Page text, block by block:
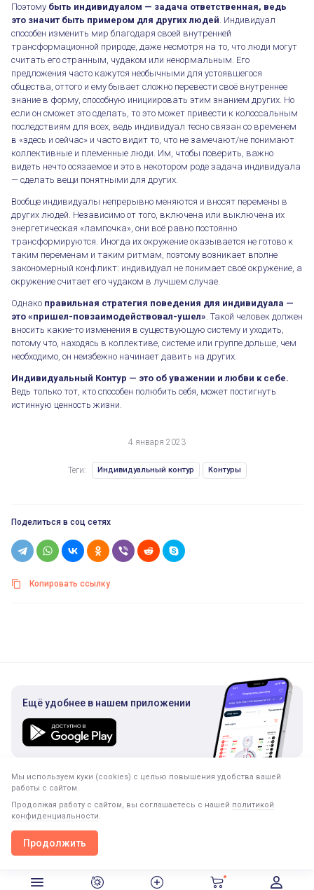
Продолжить в приложении
Поэтому быть индивидуалом — задача ответственная, ведь
это значит быть примером для других людей . Индивидуал
способен изменить мир благодаря своей внутренней
трансформационной природе, даже несмотря на то, что люди могут
считать его странным, чудаком или ненормальным. Его
предложения часто кажутся необычными для устоявшегося
общества, оттого и ему бывает сложно перевести своё внутреннее
знание в форму, способную инициировать этим знанием других. Но
если он сможет это сделать, то это может привести к колоссальным
последствиям для всех, ведь индивидуал тесно связан со временем
в «здесь и сейчас» и часто видит то, что не замечают/не понимают
коллективные и племенные люди. Им, чтобы поверить, важно
видеть нечто осязаемое и это в некотором роде задача индивидуала
— сделать вещи понятными для других.
Вообще индивидуалы непрерывно меняются и вносят перемены в
других людей. Независимо от того, включена или выключена их
энергетическая «лампочка», они всё равно постоянно
трансформируются. Иногда их окружение оказывается не готово к
таким переменам и таким ритмам, поэтому возникает вполне
закономерный конфликт: индивидуал не понимает своё окружение, а
окружение считает его чудаком в лучшем случае.
Однако правильная стратегия поведения для индивидуала —
это «пришел-повзаимодействовал-ушел» . Такой человек должен
вносить какие-то изменения в существующую систему и уходить,
потому что, находясь в коллективе, системе или группе дольше, чем
необходимо, он неизбежно начинает давить на других.
Индивидуальный Контур — это об уважении и любви к себе.
Ведь только тот, кто способен полюбить себя, может постигнуть
истинную ценность жизни.
4 января 2023
Теги: Индивидуальный контур Контуры
Поделиться в соц сетях
Копировать ссылку
Ещё удобнее в нашем приложении
Подписка на рассылку
Мы используем куки (cookies) с целью повышения удобства вашей
работы с сайтом.
Продолжая работу с сайтом, вы соглашаетесь с нашей политикой
конфиденциальности.
Продолжить